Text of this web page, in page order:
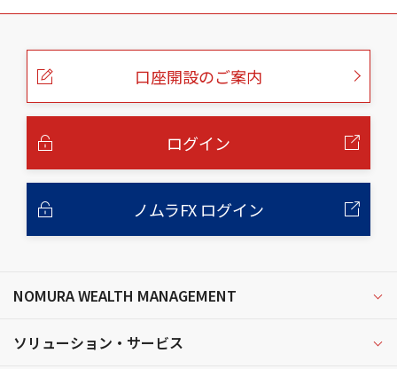
こ
口座開設のご案内
ログイン
ノムラFX ログイン
NOMURA WEALTH MANAGEMENT
ソリューション・サービス